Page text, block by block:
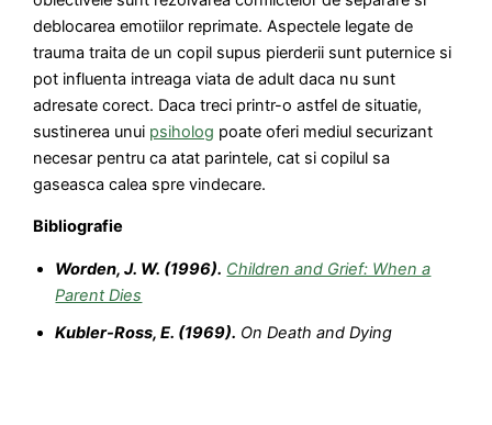
deblocarea emotiilor reprimate. Aspectele legate de
trauma traita de un copil supus pierderii sunt puternice si
pot influenta intreaga viata de adult daca nu sunt
adresate corect. Daca treci printr-o astfel de situatie,
sustinerea unui psiholog poate oferi mediul securizant
necesar pentru ca atat parintele, cat si copilul sa
gaseasca calea spre vindecare.
Bibliografie
Worden, J. W. (1996). Children and Grief: When a
Parent Dies
Kubler-Ross, E. (1969). On Death and Dying